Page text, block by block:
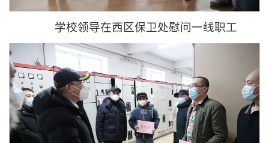
学校领导在西区保卫处慰问一线职工